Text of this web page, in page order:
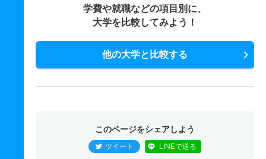
学費や就職などの項目別に、
大学を比較してみよう！
他の大学と比較する
このページをシェアしよう
ツイート LINEで送る